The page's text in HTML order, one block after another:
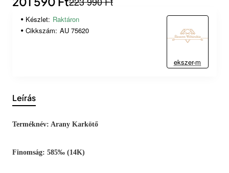
Készlet: Raktáron
Cikkszám: AU 75620
ekszer-m
Leírás
Terméknév: Arany Karkötő
Finomság: 585‰ (14K)